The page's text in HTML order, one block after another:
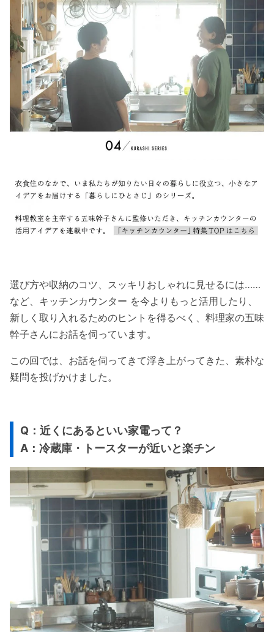
選び方や収納のコツ、スッキリおしゃれに見せるには……
など、キッチンカウンター を今よりもっと活用したり、
新しく取り入れるためのヒントを得るべく、料理家の五味
幹子さんにお話を伺っています。
この回では、お話を伺ってきて浮き上がってきた、素朴な
疑問を投げかけました。
Q：近くにあるといい家電って？
A：冷蔵庫・トースターが近いと楽チン